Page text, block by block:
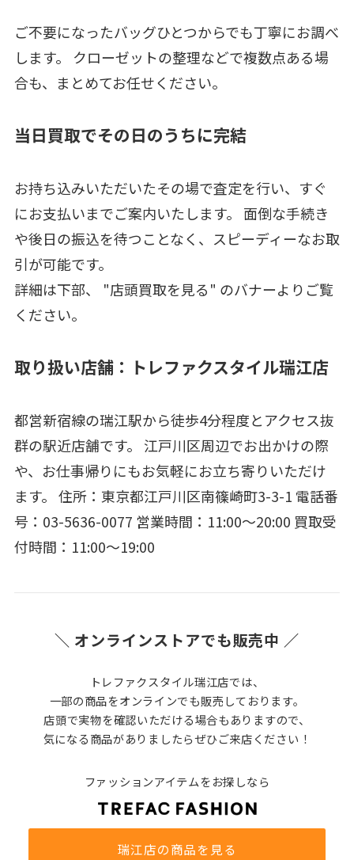
ご不要になったバッグひとつからでも丁寧にお調べ
します。 クローゼットの整理などで複数点ある場
合も、まとめてお任せください。
当日買取でその日のうちに完結
お持ち込みいただいたその場で査定を行い、すぐ
にお支払いまでご案内いたします。 面倒な手続き
や後日の振込を待つことなく、スピーディーなお取
引が可能です。
詳細は下部、 "店頭買取を見る" のバナーよりご覧
ください。
取り扱い店舗：トレファクスタイル瑞江店
都営新宿線の瑞江駅から徒歩4分程度とアクセス抜
群の駅近店舗です。 江戸川区周辺でお出かけの際
や、お仕事帰りにもお気軽にお立ち寄りいただけ
ます。 住所：東京都江戸川区南篠崎町3-3-1 電話番
号：03-5636-0077 営業時間：11:00～20:00 買取受
付時間：11:00～19:00
＼ オンラインストアでも販売中 ／
トレファクスタイル瑞江店では、
一部の商品をオンラインでも販売しております。
店頭で実物を確認いただける場合もありますので、
気になる商品がありましたらぜひご来店ください！
ファッションアイテムをお探しなら
瑞江店の商品を見る